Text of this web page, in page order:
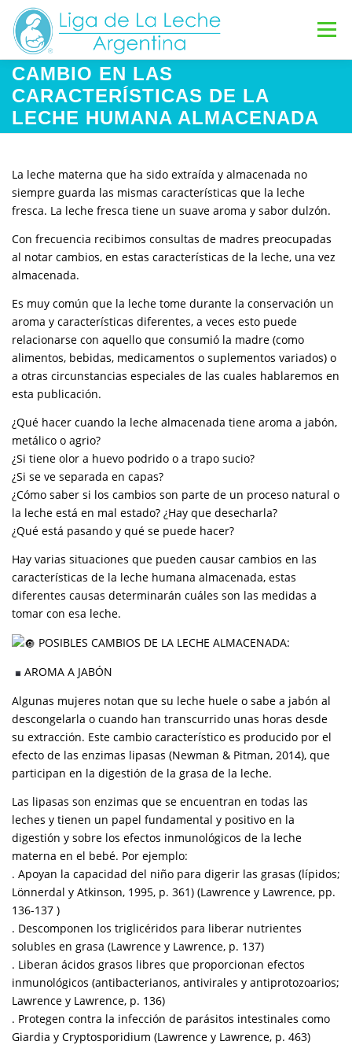
Saltar
contenido
Menú
INICIO GRUPOS DE APOYO
VOLUNTARIAS CONTACTO DONAR
CAMBIO EN LAS
CARACTERÍSTICAS DE LA
LECHE HUMANA ALMACENADA
La leche materna que ha sido extraída y almacenada no
siempre guarda las mismas características que la leche
fresca. La leche fresca tiene un suave aroma y sabor dulzón.
Con frecuencia recibimos consultas de madres preocupadas
al notar cambios, en estas características de la leche, una vez
almacenada.
Es muy común que la leche tome durante la conservación un
aroma y características diferentes, a veces esto puede
relacionarse con aquello que consumió la madre (como
alimentos, bebidas, medicamentos o suplementos variados) o
a otras circunstancias especiales de las cuales hablaremos en
esta publicación.
¿Qué hacer cuando la leche almacenada tiene aroma a jabón,
metálico o agrio?
¿Si tiene olor a huevo podrido o a trapo sucio?
¿Si se ve separada en capas?
¿Cómo saber si los cambios son parte de un proceso natural o
la leche está en mal estado? ¿Hay que desecharla?
¿Qué está pasando y qué se puede hacer?
Hay varias situaciones que pueden causar cambios en las
características de la leche humana almacenada, estas
diferentes causas determinarán cuáles son las medidas a
tomar con esa leche.
POSIBLES CAMBIOS DE LA LECHE ALMACENADA:
AROMA A JABÓN
Algunas mujeres notan que su leche huele o sabe a jabón al
descongelarla o cuando han transcurrido unas horas desde
su extracción. Este cambio característico es producido por el
efecto de las enzimas lipasas (Newman & Pitman, 2014), que
participan en la digestión de la grasa de la leche.
Las lipasas son enzimas que se encuentran en todas las
leches y tienen un papel fundamental y positivo en la
digestión y sobre los efectos inmunológicos de la leche
materna en el bebé. Por ejemplo:
. Apoyan la capacidad del niño para digerir las grasas (lípidos;
Lönnerdal y Atkinson, 1995, p. 361) (Lawrence y Lawrence, pp.
136-137 )
. Descomponen los triglicéridos para liberar nutrientes
solubles en grasa (Lawrence y Lawrence, p. 137)
. Liberan ácidos grasos libres que proporcionan efectos
inmunológicos (antibacterianos, antivirales y antiprotozoarios;
Lawrence y Lawrence, p. 136)
. Protegen contra la infección de parásitos intestinales como
Giardia y Cryptosporidium (Lawrence y Lawrence, p. 463)